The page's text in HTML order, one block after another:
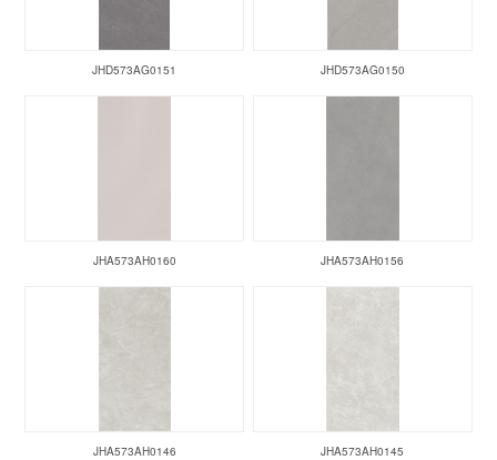
JHD573AG0151 JHD573AG0150
JHA573AH0160 JHA573AH0156
JHA573AH0146 JHA573AH0145